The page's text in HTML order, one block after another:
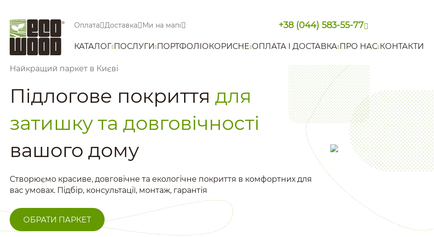
Оплата Доставка Ми на мапі +38 (044) 583-55-77
КАТАЛОГ ПОСЛУГИ ПОРТФОЛІОКОРИСНЕ ОПЛАТА І ДОСТАВКА ПРО НАС КОНТАКТИ
Найкращий паркет в Києві
Підлогове покриття для
затишку та довговічності
вашого дому
Створюємо красиве, довговічне та екологічне покриття в комфортних для
вас умовах. Підбір, консультації, монтаж, гарантія
ОБРАТИ ПАРКЕТ